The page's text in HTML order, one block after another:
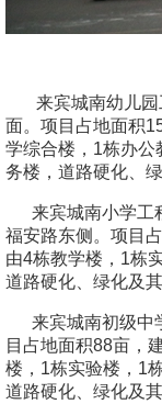
来宾城南幼儿
面。 项目占地面积
学综合楼 ， 1栋办公
务楼 ，道路硬化、
来宾城南小学工
福安路东侧。 项目
由4栋教学楼 ，1栋
道路硬化、绿化及
来宾城南初级中
目占地面积88亩，
楼，1栋实验楼，1
道路硬化、绿化及